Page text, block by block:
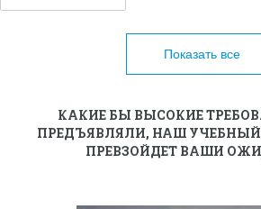
Показать все
КАКИЕ БЫ ВЫСОКИЕ
ПРЕДЪЯВЛЯЛИ, НАШ УЧЕБНЫЙ
ПРЕВЗОЙДЕТ ВАШИ